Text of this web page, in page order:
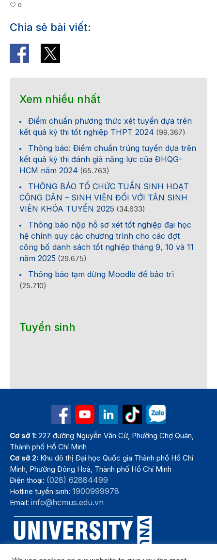
0
Chia sẻ bài viết:
Xem nhiều nhất
Điểm chuẩn phương thức xét tuyển dựa trên
kết quả kỳ thi tốt nghiệp THPT 2024 (99.367)
Thông báo: Điểm chuẩn trúng tuyển dựa trên
kết quả kỳ thi đánh giá năng lực của ĐHQG-
HCM năm 2024 (65.763)
THÔNG BÁO TỔ CHỨC TUẦN SINH HOẠT
CÔNG DÂN – SINH VIÊN ĐỐI VỚI TÂN SINH
VIÊN KHÓA TUYỂN 2025 (34.633)
Thông báo nộp hồ sơ xét tốt nghiệp đại học
hệ chính quy các chương trình cho các đợt
công bố danh sách tốt nghiệp tháng 9, 10 và 11
năm 2025 (29.675)
Thông báo tạm dừng Moodle để bảo trì
(25.710)
Tuyển sinh
Cơ sở 1: 227 đường Nguyễn Văn Cừ, Phường Chợ Quán,
Thành phố Hồ Chí Minh
Cơ sở 2: Khu đô thị Đại học Quốc gia Thành phố Hồ Chí
Minh, Phường Đông Hoà, Thành phố Hồ Chí Minh
Điện thoại: (028) 62884499
Hotline tuyển sinh:1900999978
Email:info@hcmus.edu.vn